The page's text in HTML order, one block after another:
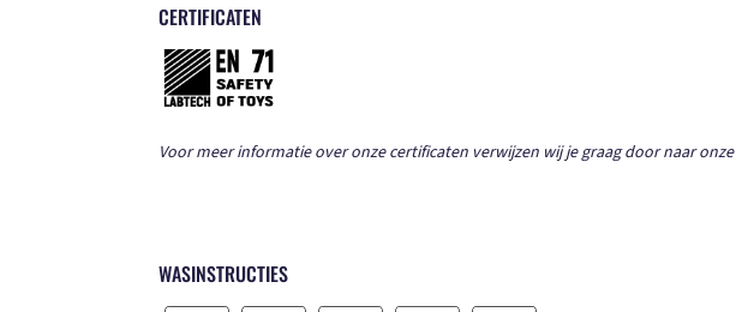
CERTIFICATEN
Voor meer informatie over onze certificaten verwijzen wij je graag door naar onze
WASINSTRUCTIES